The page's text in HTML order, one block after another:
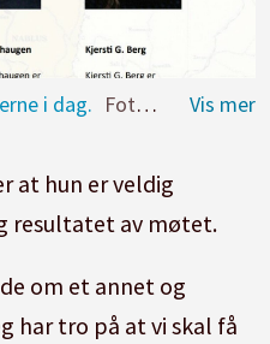
i dag. Foto: Skjermdump fra Dembra.
at hun er veldig
resultatet av møtet.
om et annet og
har tro på at vi skal få